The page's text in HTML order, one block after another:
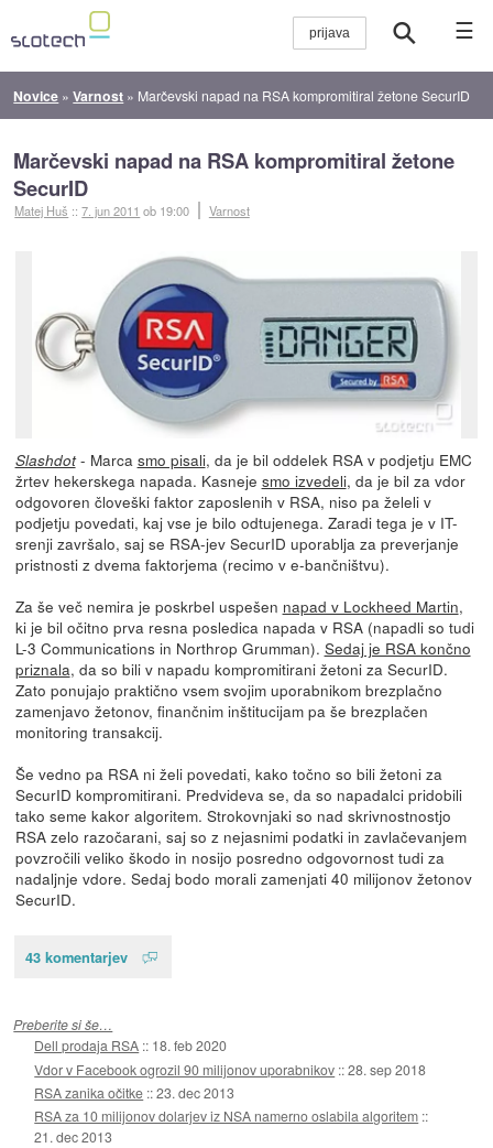
☰
Novice »Varnost » Marčevski napad na RSA kompromitiral žetone SecurID
Marčevski napad na RSA kompromitiral žetone
SecurID
Matej Huš ::7. jun 2011 ob 19:00 Varnost
Slashdot- Marca smo pisali, da je bil oddelek RSA v podjetju EMC
žrtev hekerskega napada. Kasneje smo izvedeli, da je bil za vdor
odgovoren človeški faktor zaposlenih v RSA, niso pa želeli v
podjetju povedati, kaj vse je bilo odtujenega. Zaradi tega je v IT-
srenji završalo, saj se RSA-jev SecurID uporablja za preverjanje
pristnosti z dvema faktorjema (recimo v e-bančništvu).
Za še več nemira je poskrbel uspešen napad v Lockheed Martin,
ki je bil očitno prva resna posledica napada v RSA (napadli so tudi
L-3 Communications in Northrop Grumman). Sedaj je RSA končno
priznala, da so bili v napadu kompromitirani žetoni za SecurID.
Zato ponujajo praktično vsem svojim uporabnikom brezplačno
zamenjavo žetonov, finančnim inštitucijam pa še brezplačen
monitoring transakcij.
Še vedno pa RSA ni želi povedati, kako točno so bili žetoni za
SecurID kompromitirani. Predvideva se, da so napadalci pridobili
tako seme kakor algoritem. Strokovnjaki so nad skrivnostnostjo
RSA zelo razočarani, saj so z nejasnimi podatki in zavlačevanjem
povzročili veliko škodo in nosijo posredno odgovornost tudi za
nadaljnje vdore. Sedaj bodo morali zamenjati 40 milijonov žetonov
SecurID.
43 komentarjev
Preberite si še…
Dell prodaja RSA :: 18. feb 2020
Vdor v Facebook ogrozil 90 milijonov uporabnikov ::28. sep 2018
RSA zanika očitke ::23. dec 2013
RSA za 10 milijonov dolarjev iz NSA namerno oslabila algoritem ::
21. dec 2013